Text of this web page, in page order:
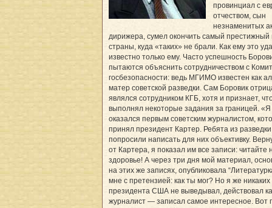
провинциал с
отчеством, сын
незнаменитых
дирижера, сумел окончить самый престижный
страны, куда «таких» не брали. Как ему это
известно только ему. Часто успешность
пытаются объяснить сотрудничеством с
госбезопасности: ведь МГИМО известен как
матер советской разведки. Сам Боровик
являлся сотрудником КГБ, хотя и признает,
выполнял некоторые задания за границей. «Я
оказался первым советским журналистом,
принял президент Картер. Ребята из разведки
попросили написать для них объективку.
от Картера, я показал им все записи: читайте
здоровье! А через три дня мой материал,
на этих же записях, опубликовала
мне с претензией: как ты мог? Но я же никаких
президента США не выведывал, действовал
журналист — записал самое интересное. Вот